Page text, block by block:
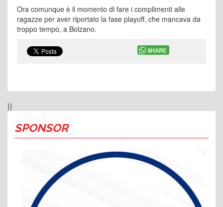
}}
SPONSOR
Ora comunque è il momento di fare i complimenti alle
ragazze per aver riportato la fase playoff, che mancava da
troppo tempo, a Bolzano.
SHARE